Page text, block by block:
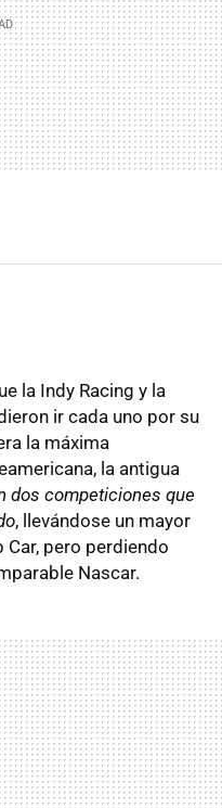
la Indy Racing y la
ir cada uno por su
la máxima
la antigua
dos competiciones que
, llevándose un mayor
pero perdiendo
Nascar.